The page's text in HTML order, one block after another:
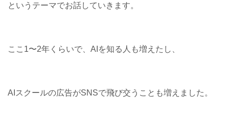
というテーマでお話していきます。
ここ1〜2年くらいで、AIを知る人も増えたし、
AIスクールの広告がSNSで飛び交うことも増えました。